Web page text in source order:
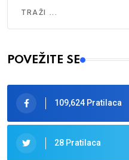
Type 2 or more characters
POVEŽITE SE
109,624 Pratilaca
28 Pratilaca